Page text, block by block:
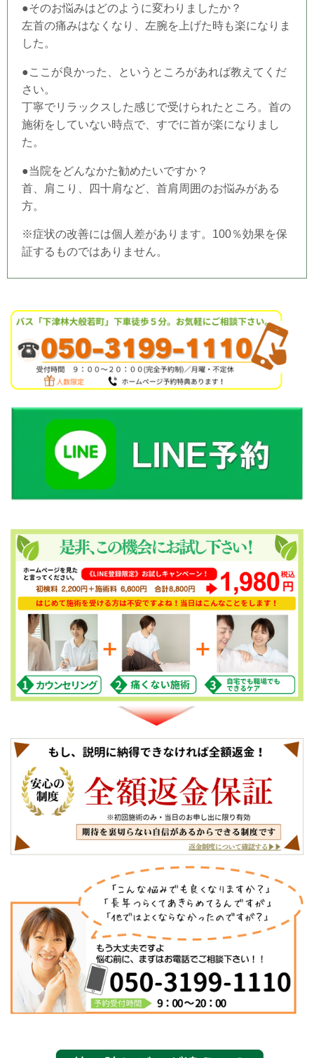
●そのお悩みはどのように変わりましたか？
左首の痛みはなくなり、左腕を上げた時も楽になりま
した。
●ここが良かった、というところがあれば教えてくだ
さい。
丁寧でリラックスした感じで受けられたところ。首の
施術をしていない時点で、すでに首が楽になりまし
た。
●当 院をどんなかた勧めたいですか？
首、肩こり、四十肩など、首肩周囲のお悩みがある
方。
※症状の改善には個人差があります。100％効果を保
証するものではありません。